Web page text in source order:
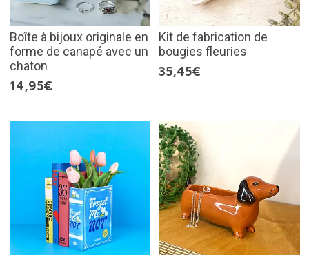
Boîte à bijoux originale en
forme de canapé avec un
chaton
14,95€
Kit de fabrication de
bougies fleuries
35,45€